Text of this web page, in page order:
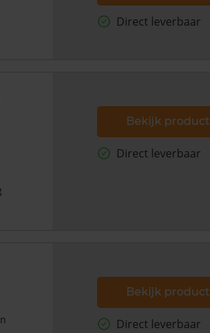
Direct leverbaar
Bekijk product
Direct leverbaar
Bekijk product
Direct leverbaar